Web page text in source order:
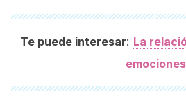
Te puede interesar: La
emociones